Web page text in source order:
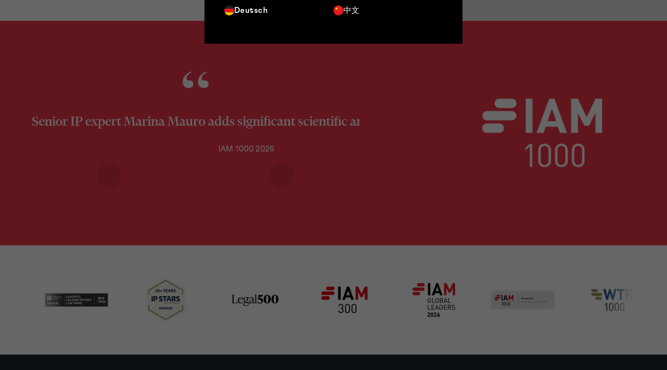
Deutsch 中文
Senior IP expert Marina Mauro adds significant scientific and industry depth.
IAM 1000 2026
Marina advises on drafting,